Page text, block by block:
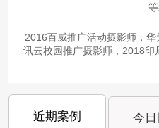
2016百威推广活动摄影师，
讯云校园推广摄影师，2018
近期案例 今